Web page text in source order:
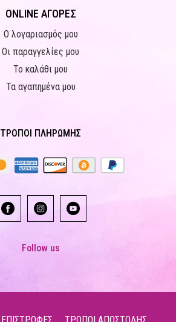
ONLINE ΑΓΟΡΕΣ
Ο λογαριασμός μου
Οι παραγγελίες μου
Το καλάθι μου
Τα αγαπημένα μου
ΤΡΟΠΟΙ ΠΛΗΡΩΜΗΣ
Follow us